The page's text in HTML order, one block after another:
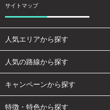
サイトマップ
人気エリアから探す
人気の路線から探す
キャンペーンから探す
特徴・特色から探す